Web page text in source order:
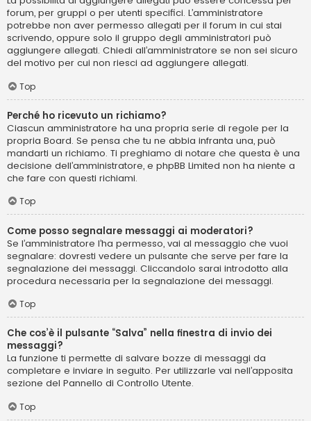
forum, per gruppi o per utenti specifici. L’amministratore
potrebbe non aver permesso allegati per il forum in cui stai
scrivendo, oppure solo il gruppo degli amministratori può
aggiungere allegati. Chiedi all’amministratore se non sei sicuro
del motivo per cui non riesci ad aggiungere allegati.
Top
Perché ho ricevuto un richiamo?
Ciascun amministratore ha una propria serie di regole per la
propria Board. Se pensa che tu ne abbia infranta una, può
mandarti un richiamo. Ti preghiamo di notare che questa è una
decisione dell’amministratore, e phpBB Limited non ha niente a
che fare con questi richiami.
Top
Come posso segnalare messaggi ai moderatori?
Se l’amministratore l’ha permesso, vai al messaggio che vuoi
segnalare: dovresti vedere un pulsante che serve per fare la
segnalazione dei messaggi. Cliccandolo sarai introdotto alla
procedura necessaria per la segnalazione dei messaggi.
Top
Che cos’è il pulsante “Salva” nella finestra di invio dei
messaggi?
La funzione ti permette di salvare bozze di messaggi da
completare e inviare in seguito. Per utilizzarle vai nell’apposita
sezione del Pannello di Controllo Utente.
Top